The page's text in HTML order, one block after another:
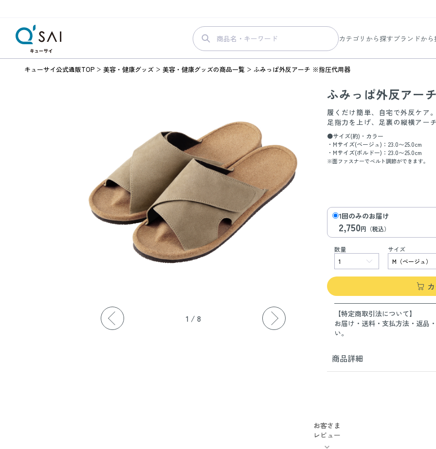
カテゴリから探す
メイク
ボディ&ヘアケア
ヘルスケア
美容・健康グッズ
暮らしの雑貨
すべての商品
ブランドから
コラリッ
BIONIA
ひざサポー
ケール青汁
キューサイ公式通販TOP 美容・健康グッズ 美容・健康グッズの商品一覧 ふみっぱ外反アーチ ※指圧代用器
1 / 8
ふみっぱ外反アー
履くだけ簡単、自宅で外反ケア。
足指力を上げ、足裏の縦横アー
●サイズ(約)・カラー
・Mサイズ(ベージュ)：23.0〜25.0cm
・Mサイズ(ボルドー)：23.0〜25.0cm
※面ファスナーでベルト調節ができます。
1回のみのお届け
2,750円（税込）
数量 サイズ
【特定商取引法について】
お届け・送料・支払方法・返品
い。
商品詳細
お客さま
レビュー